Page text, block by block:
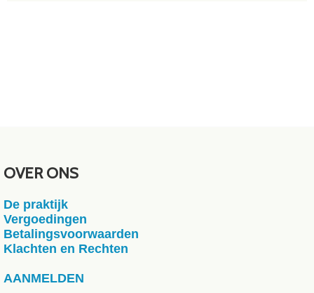
OVER ONS
De praktijk
Vergoedingen
Betalingsvoorwaarden
Klachten en Rechten
AANMELDEN